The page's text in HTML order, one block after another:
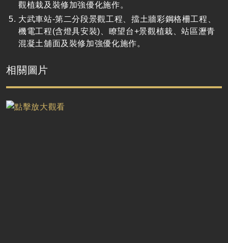
觀植栽及裝修加強優化施作。
大武車站-第二分段景觀工程、擋土牆彩鋼格柵工程、
機電工程(含燈具安裝)、瞭望台+景觀植栽、站區瀝青
混凝土舖面及裝修加強優化施作。
相關圖片